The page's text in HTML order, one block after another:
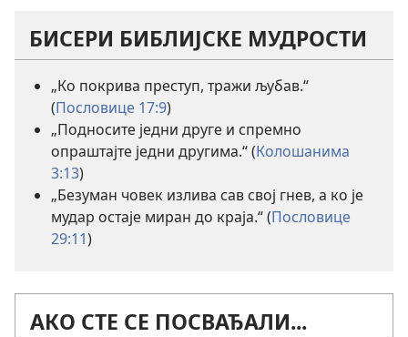
БИСЕРИ БИБЛИЈСКЕ МУДРОСТИ
„Ко покрива преступ, тражи љубав.“
(Пословице 17:9)
„Подносите једни друге и спремно
опраштајте једни другима.“ (Колошанима
3:13)
„Безуман човек излива сав свој гнев, а ко је
мудар остаје миран до краја.“ (Пословице
29:11)
АКО СТЕ СЕ ПОСВАЂАЛИ...